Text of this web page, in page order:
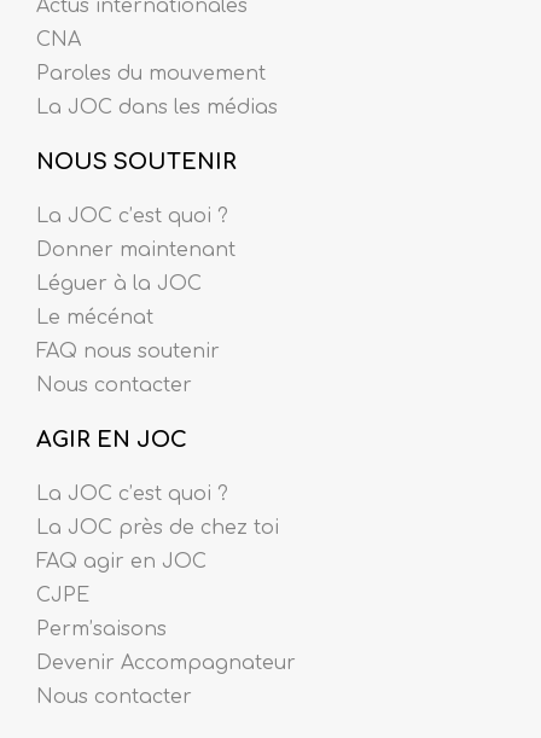
Actus internationales
CNA
Paroles du mouvement
La JOC dans les médias
NOUS SOUTENIR
La JOC c’est quoi ?
Donner maintenant
Léguer à la JOC
Le mécénat
FAQ nous soutenir
Nous contacter
AGIR EN JOC
La JOC c’est quoi ?
La JOC près de chez toi
FAQ agir en JOC
CJPE
Perm’saisons
Devenir Accompagnateur
Nous contacter